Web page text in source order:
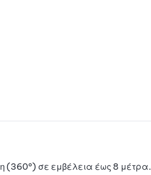
(360°) σε εμβέλεια έως 8 μέτρα.